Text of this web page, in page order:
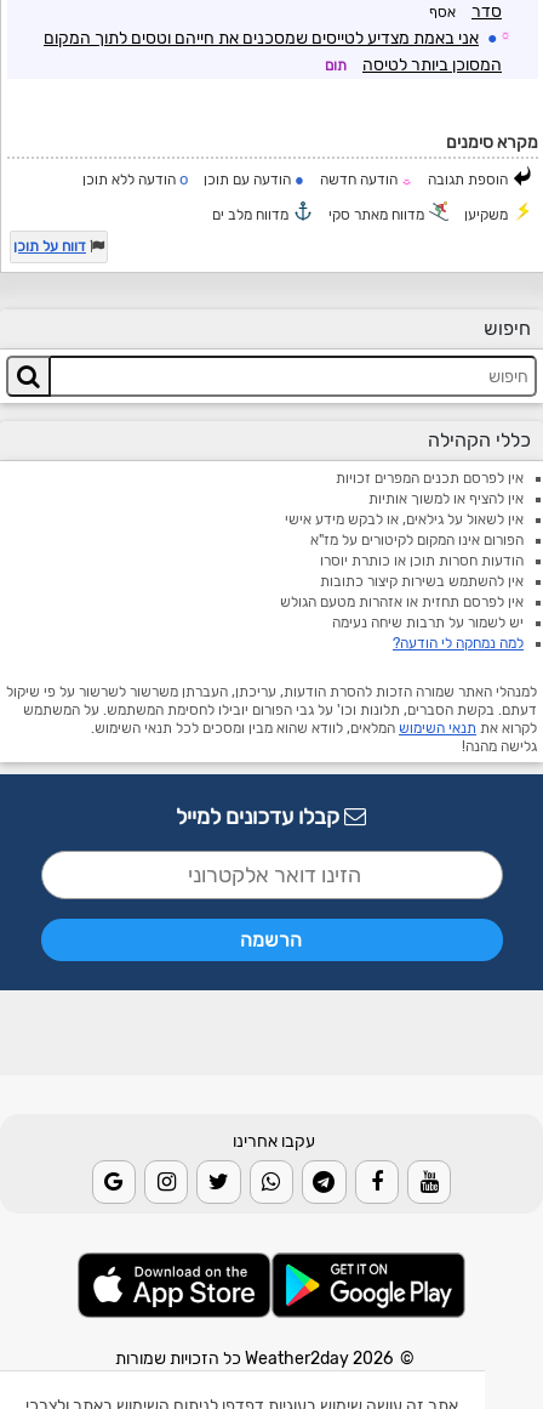
סדר
אסף
☼
● אני באמת מצדיע לטייסים שמסכנים את חייהם וטסים לתוך המקום
המסוכן ביותר לטיסה
תום
מקרא סימנים
הוספת תגובה ☼ הודעה חדשה ● הודעה עם תוכן o הודעה ללא תוכן
משקיען מדווח מאתר סקי
מדווח מלב ים
דווח על תוכן
חיפוש
כללי הקהילה
אין לפרסם תכנים המפרים זכויות
אין להציף או למשוך אותיות
אין לשאול על גילאים, או לבקש מידע אישי
הפורום אינו המקום לקיטורים על מז"א
הודעות חסרות תוכן או כותרת יוסרו
אין להשתמש בשירות קיצור כתובות
אין לפרסם תחזית או אזהרות מטעם הגולש
יש לשמור על תרבות שיחה נעימה
למה נמחקה לי הודעה?
למנהלי האתר שמורה הזכות להסרת הודעות, עריכתן, העברתן משרשור לשרשור על פי שיקול
דעתם. בקשת הסברים, תלונות וכו' על גבי הפורום יובילו לחסימת המשתמש. על המשתמש
לקרוא את תנאי השימוש המלאים, לוודא שהוא מבין ומסכים לכל תנאי השימוש.
גלישה מהנה!
קבלו עדכונים למייל
עקבו אחרינו
© 2026 Weather2day כל הזכויות שמורות
אפליקצית מזג אוויר